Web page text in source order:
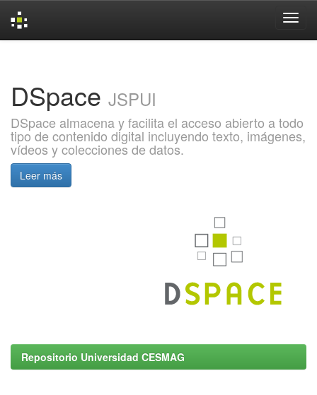
DSpace JSPUI
DSpace almacena y facilita el acceso abierto a todo
tipo de contenido digital incluyendo texto, imágenes,
vídeos y colecciones de datos.
Leer más
Repositorio Universidad CESMAG